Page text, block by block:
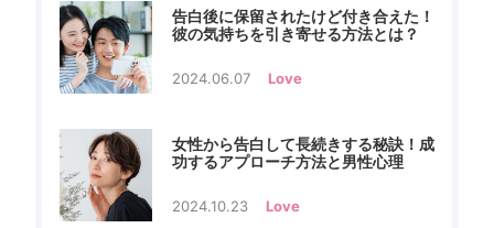
告白後に保留されたけど付き合えた！
彼の気持ちを引き寄せる方法とは？
2024.06.07 Love
女性から告白して長続きする秘訣！成
功するアプローチ方法と男性心理
2024.10.23 Love